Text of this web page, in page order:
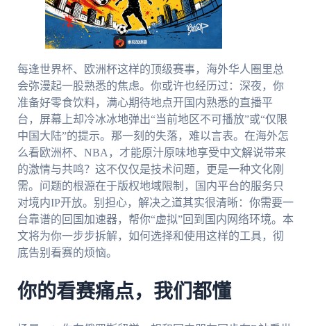
每逢世界杯、欧洲杯这样的顶级赛事，海外华人圈里总
会弥漫起一股熟悉的焦虑。你或许也经历过：深夜，你
准备好零食饮料，满心期待地点开国内熟悉的直播平
台，屏幕上却冷冰冰地弹出“当前地区不可播放”或“仅限
中国大陆”的提示。那一刻的失落，难以言表。在海外怎
么看欧洲杯、NBA，才能原汁原味地享受中文解说带来
的激情与共鸣？这不仅仅是技术问题，更是一种文化刚
需。问题的根源在于版权地域限制，国内平台的服务只
对境内IP开放。别担心，解决之道其实很清晰：你需要一
台靠谱的回国加速器，帮你“虚拟”回到国内网络环境。本
文将为你一步步拆解，如何选择和使用这样的工具，彻
底告别看赛的烦恼。
你的看赛痛点，我们都懂